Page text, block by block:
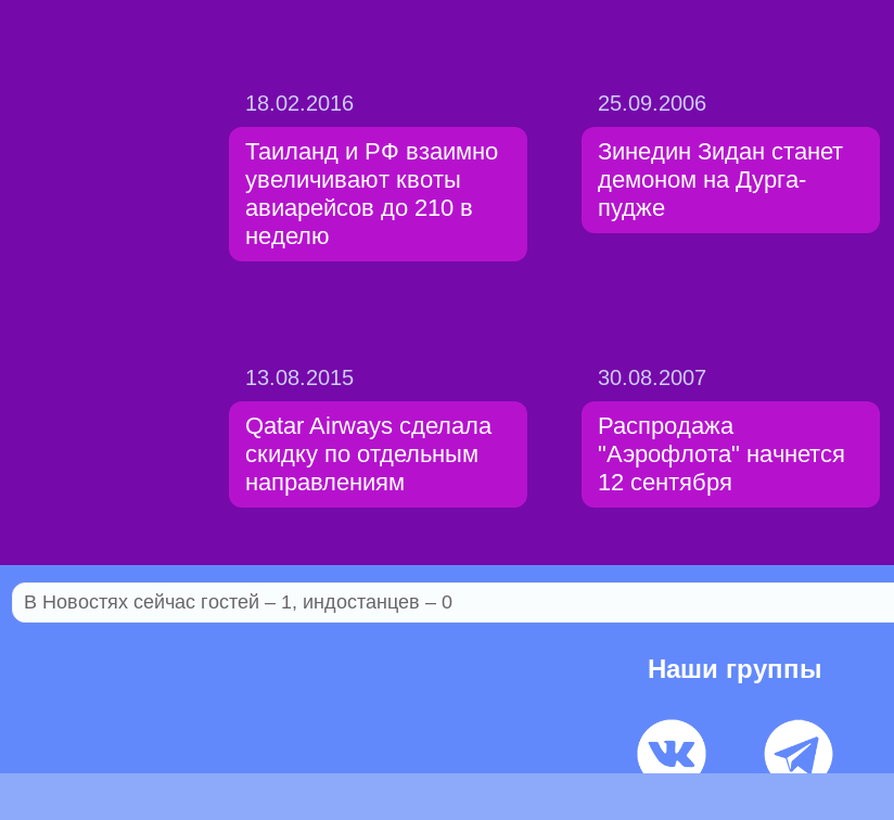
18.02.2016
Таиланд и РФ взаимно
увеличивают квоты
авиарейсов до 210 в
неделю
25.09.2006
Зинедин Зидан станет
демоном на Дурга-
пудже
13.08.2015
Qatar Airways сделала
скидку по отдельным
направлениям
30.08.2007
Распродажа
"Аэрофлота" начнется
12 сентября
В Новостях сейчас гостей – 1, индостанцев – 0
Наши группы